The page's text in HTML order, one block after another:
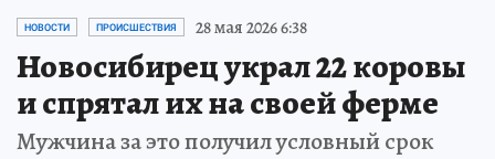
НОВОСТИ ПРОИСШЕСТВИЯ 28 мая 2026 6:38
Новосибирец украл 22 коровы
и спрятал их на своей ферме
Мужчина за это получил условный срок